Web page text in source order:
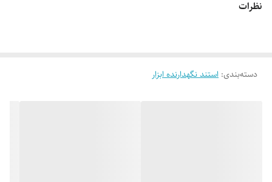
سفارش به‌منزله‌ی پذیرش این موارد و آگاهی از ویژگی‌های طبیعی چوب هست
نظرات
دسته‌بندی: استند نگهدارنده ابزار